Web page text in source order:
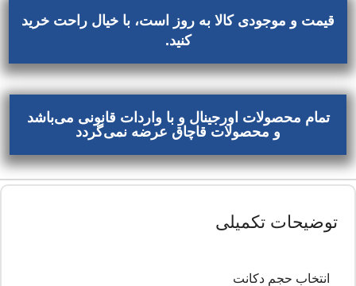
قیمت و موجودی کالا به روز است، با خیال راحت خرید
کنید.
تمام محصولات اورجینال و با واردات قانونی می‌باشد
و محصولات قاچاق عرضه نمی‌گردد
توضیحات تکمیلی
انتخاب حجم دکانت